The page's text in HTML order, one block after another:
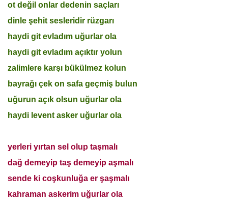
ot değil onlar dedenin saçları
dinle şehit sesleridir rüzgarı
haydi git evladım uğurlar ola
haydi git evladım açıktır yolun
zalimlere karşı bükülmez kolun
bayrağı çek on safa geçmiş bulun
uğurun açık olsun uğurlar ola
haydi levent asker uğurlar ola
yerleri yırtan sel olup taşmalı
dağ demeyip taş demeyip aşmalı
sende ki coşkunluğa er şaşmalı
kahraman askerim uğurlar ola